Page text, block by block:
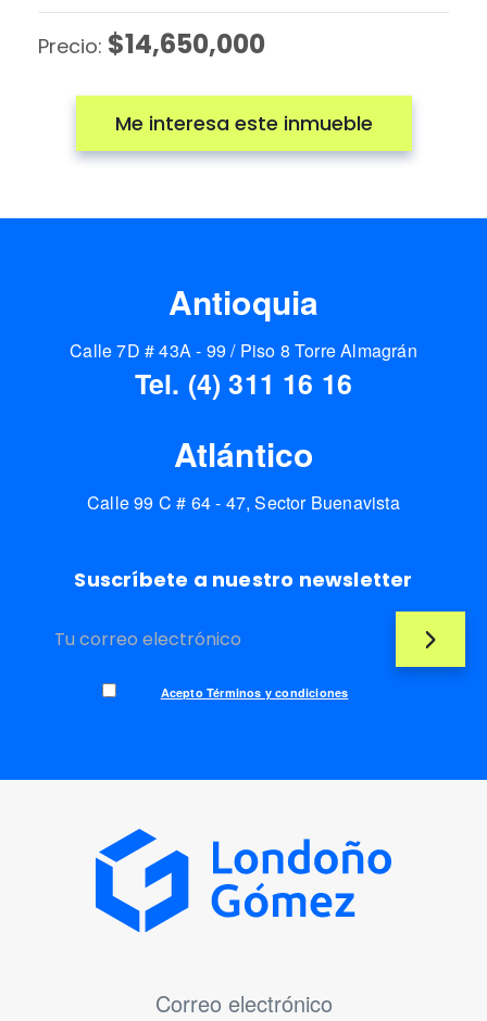
Precio: $14,650,000
Me interesa este inmueble
Antioquia
Calle 7D # 43A - 99 / Piso 8 Torre Almagrán
Tel. (4) 311 16 16
Atlántico
Calle 99 C # 64 - 47, Sector Buenavista
Suscríbete a nuestro newsletter
Acepto Términos y condiciones
MENÚ CORREO ELECTRÓNICO
Correo electrónico